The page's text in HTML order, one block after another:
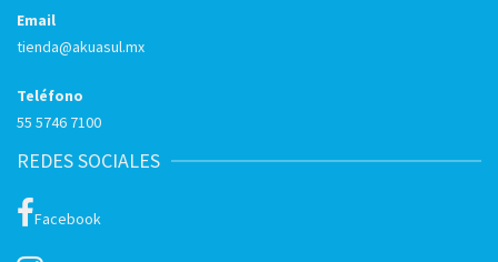
Email
tienda@akuasul.mx
Teléfono
55 5746 7100
REDES SOCIALES
Facebook